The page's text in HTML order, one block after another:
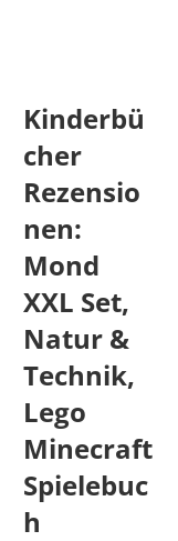
Kinderbü
cher
Rezensio
nen:
Mond
XXL Set,
Natur &
Technik,
Lego
Minecraft
Spielebuc
h